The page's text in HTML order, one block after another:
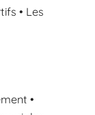
• Les
•